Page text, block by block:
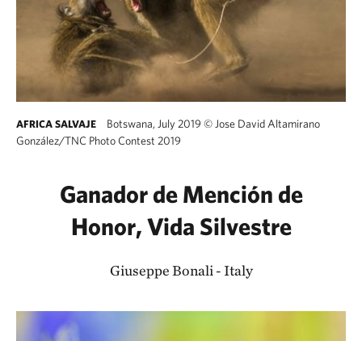
AFRICA SALVAJE Botswana, July 2019 © Jose David Altamirano
González/TNC Photo Contest 2019
Ganador de Mención de
Honor, Vida Silvestre
Giuseppe Bonali - Italy